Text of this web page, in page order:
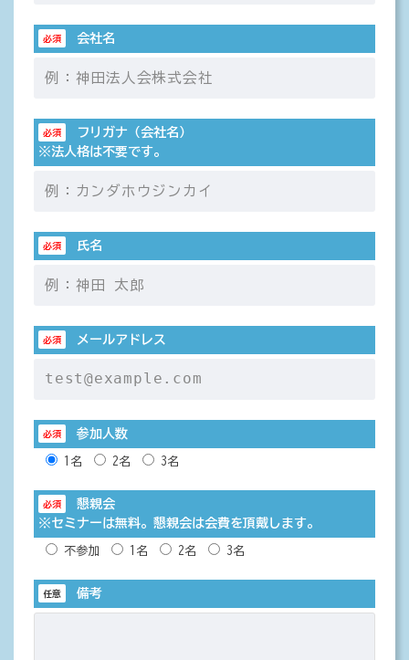
必須 会社名
必須
フリガナ（会社名）
※法人格は不要です。
必須 氏名
必須 メールアドレス
必須 参加人数
1名 2名 3名
必須
懇親会
※セミナーは無料。懇親会は会費を頂戴します。
不参加 1名 2名 3名
任意 備考